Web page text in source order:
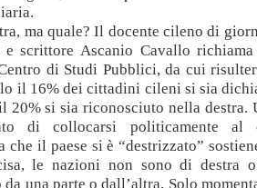
ma quale? Il docente cileno di
scrittore Ascanio Cavallo
di Studi Pubblici, da cui
il 16% dei cittadini cileni si sia
20% si sia riconosciuto nella destra.
di collocarsi politicamente al
che il paese si è “destrizzato”
le nazioni non sono di destra
da una parte o dall’altra. Solo